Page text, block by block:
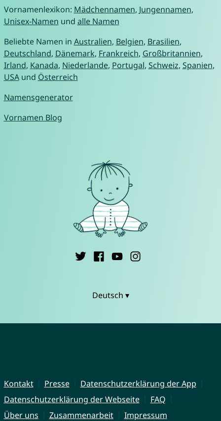
Vornamenlexikon: Mädchennamen, Jungennamen,
Unisex-Namen und alle Namen
Beliebte Namen in Australien, Belgien, Brasilien,
Deutschland, Dänemark, Frankreich, Großbritannien,
Irland, Kanada, Niederlande, Portugal, Schweiz, Spanien,
USAund Österreich
Namensgenerator
Vornamen Blog
Deutsch ▾
Kontakt Presse
Datenschutzerklärung der App
Datenschutzerklärung der Webseite
FAQ
Über uns
Zusammenarbeit Impressum